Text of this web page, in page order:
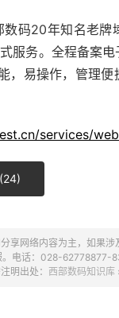
数码20年知名老
服务。全程备案
，易操作，管理
services/
24)
享网络内容为主，如果
电话：028-62778877-
明出处： 西部数码知识库